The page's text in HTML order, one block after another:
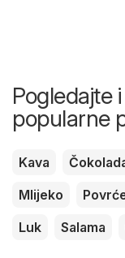
Pogledajte
popularne
Kava
Mlijeko
Luk
Salama